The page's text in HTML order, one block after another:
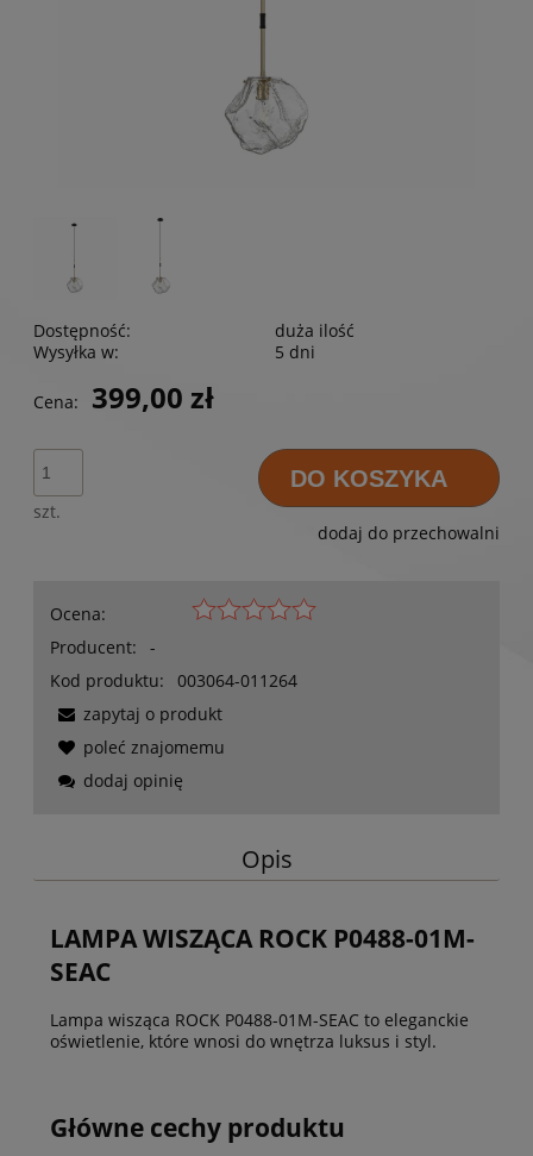
Dostępność:
duża ilość
Wysyłka w:
5 dni
Cena: 399,00 zł
szt.
DO KOSZYKA
dodaj do przechowalni
Ocena:
Producent:
-
Kod produktu:
003064-011264
zapytaj o produkt
poleć znajomemu
dodaj opinię
Opis
LAMPA WISZĄCA ROCK P0488-01M-
SEAC
Lampa wisząca ROCK P0488-01M-SEAC to eleganckie
oświetlenie, które wnosi do wnętrza luksus i styl.
Główne cechy produktu